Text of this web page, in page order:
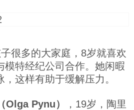
很多的大家庭，8岁就喜欢
模特经纪公司合作。她闲暇
这样有助于缓解压力。
Olga Pynu）
，19岁，陶里